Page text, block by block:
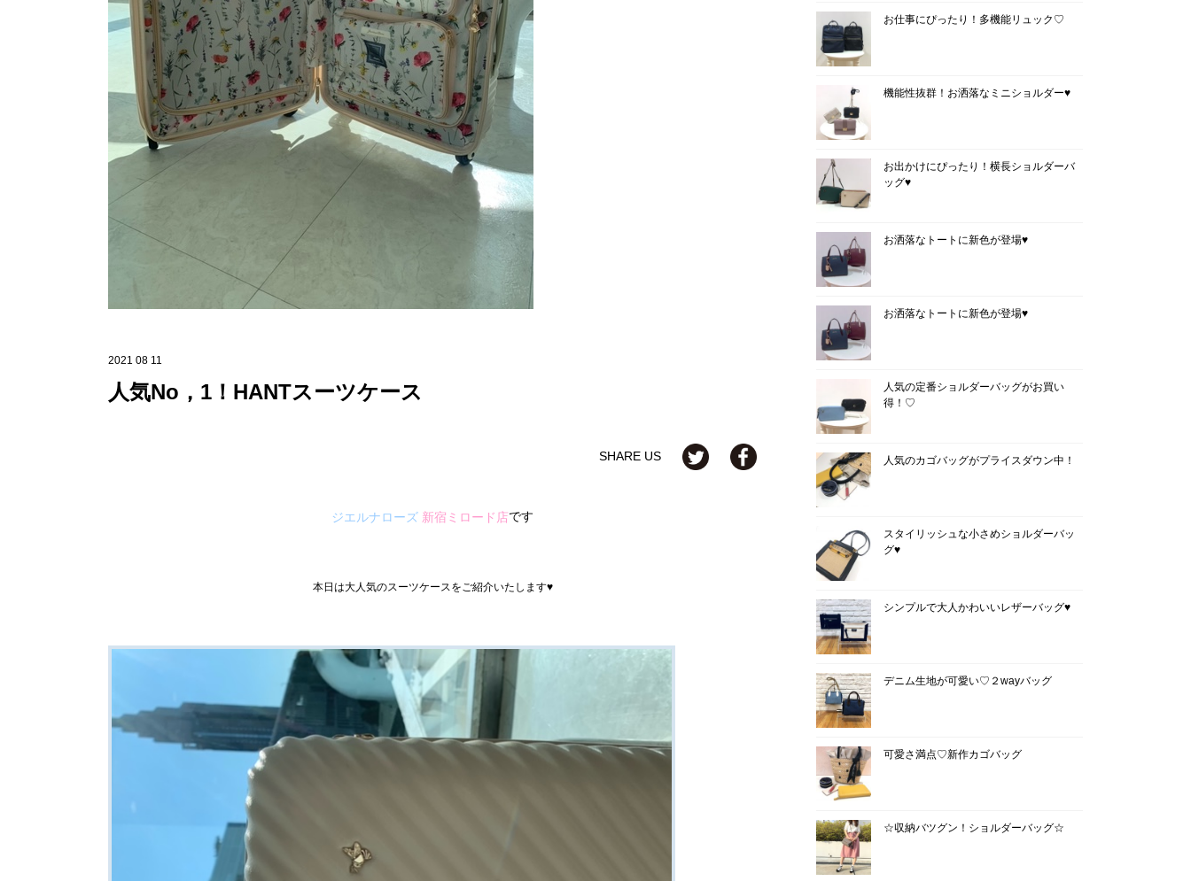
2021 08 11
人気Nо，1！HANTスーツケース
SHARE US
ジエルナローズ 新宿ミロード店です
本日は大人気のスーツケースをご紹介いたします♥
お仕事にぴったり！多機能リュック♡
機能性抜群！お洒落なミニショルダー♥
お出かけにぴったり！横長ショルダーバ
ッグ♥
お洒落なトートに新色が登場♥
お洒落なトートに新色が登場♥
人気の定番ショルダーバッグがお買い
得！♡
人気のカゴバッグがプライスダウン中！
スタイリッシュな小さめショルダーバッ
グ♥
シンプルで大人かわいいレザーバッグ♥
デニム生地が可愛い♡２wayバッグ
可愛さ満点♡新作カゴバッグ
☆収納バツグン！ショルダーバッグ☆